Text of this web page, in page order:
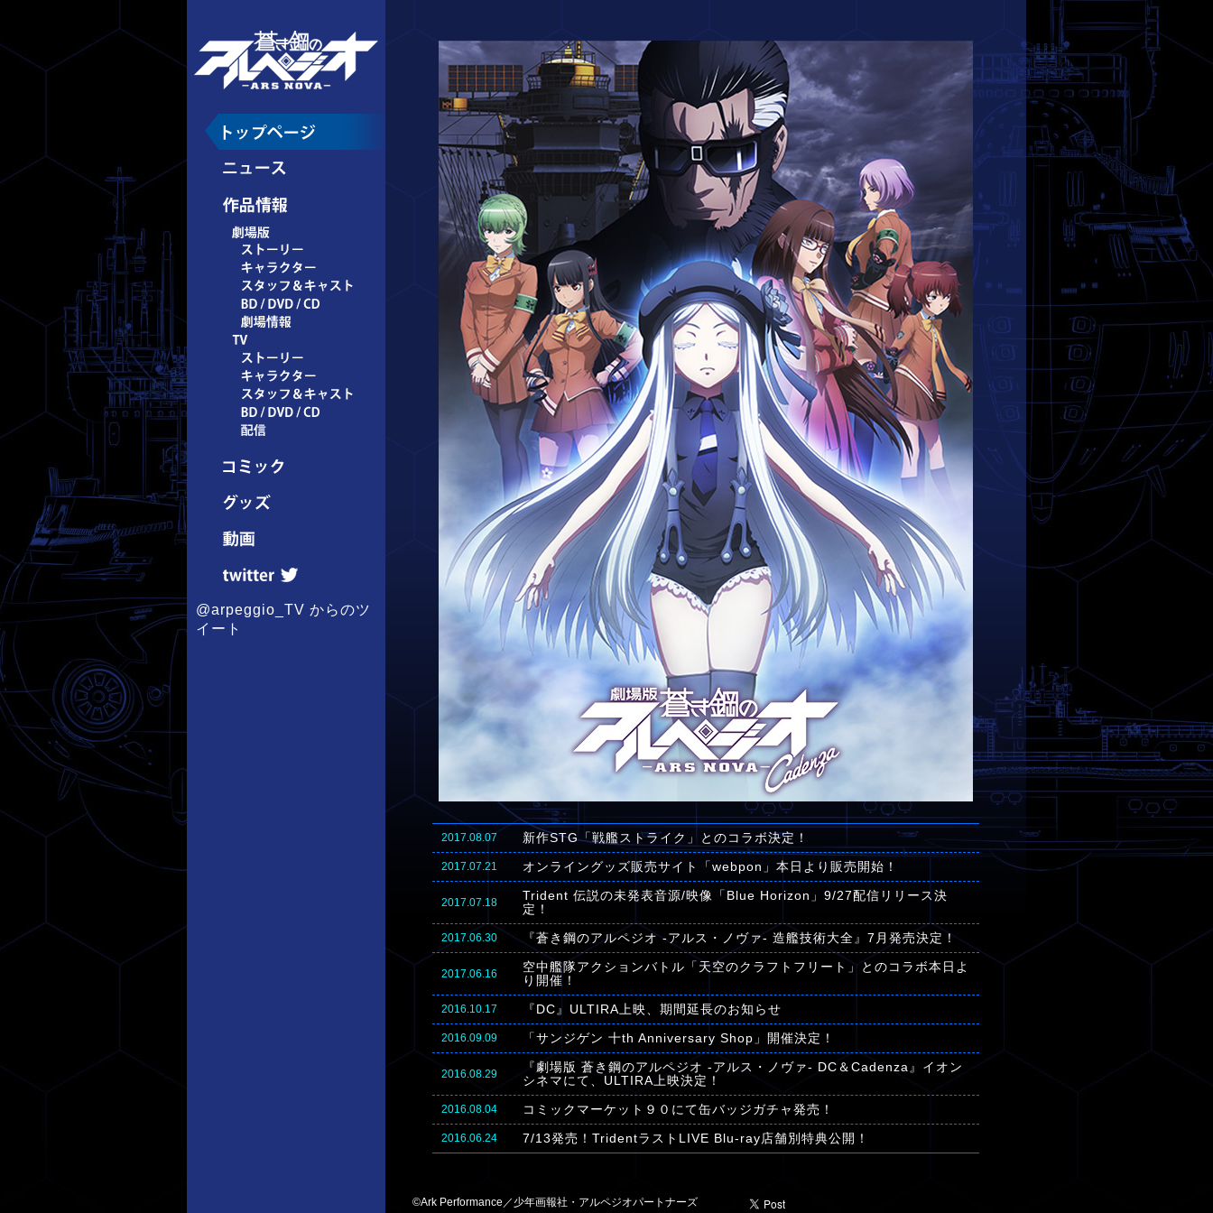
@arpeggio_TV からのツ
イート
2017.08.07 新作STG「戦艦ストライク」とのコラボ決定！
2017.07.21 オンライングッズ販売サイト「webpon」本日より販売開始！
2017.07.18
Trident 伝説の未発表音源/映像「Blue Horizon」9/27配信リリース決
定！
2017.06.30 『蒼き鋼のアルペジオ -アルス・ノヴァ- 造艦技術大全』7月発売決定！
2017.06.16
空中艦隊アクションバトル「天空のクラフトフリート」とのコラボ本日よ
り開催！
2016.10.17 『DC』ULTIRA上映、期間延長のお知らせ
2016.09.09 「サンジゲン 十th Anniversary Shop」開催決定！
2016.08.29
『劇場版 蒼き鋼のアルペジオ -アルス・ノヴァ- DC＆Cadenza』イオン
シネマにて、ULTIRA上映決定！
2016.08.04 コミックマーケット９０にて缶バッジガチャ発売！
2016.06.24 7/13発売！TridentラストLIVE Blu-ray店舗別特典公開！
©Ark Performance／少年画報社・アルペジオパートナーズ